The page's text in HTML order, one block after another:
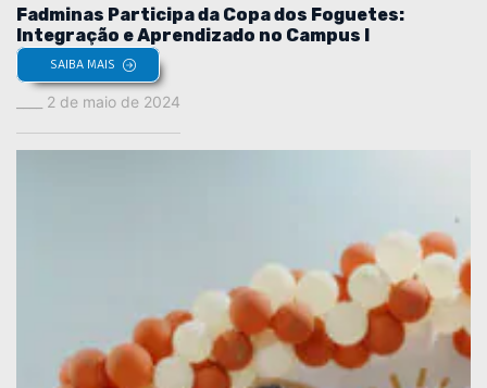
Fadminas Participa da Copa dos Foguetes:
Integração e Aprendizado no Campus I
SAIBA MAIS
2 de maio de 2024